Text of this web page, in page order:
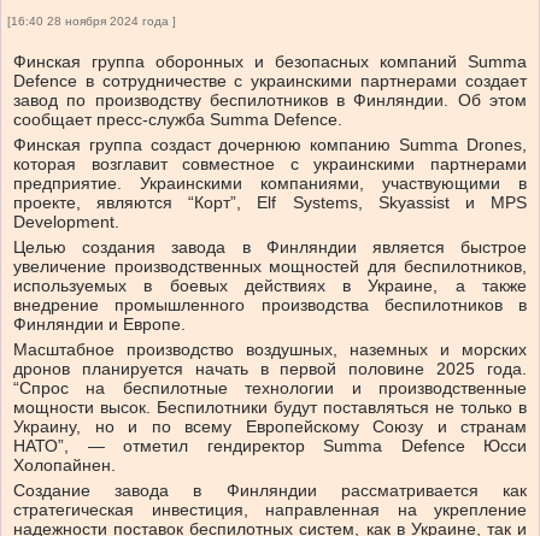
[16:40 28 ноября 2024 года ]
Финская группа оборонных и безопасных компаний Summa
Defence в сотрудничестве с украинскими партнерами создает
завод по производству беспилотников в Финляндии. Об этом
сообщает пресс-служба Summa Defence.
Финская группа создаст дочернюю компанию Summa Drones,
которая возглавит совместное с украинскими партнерами
предприятие. Украинскими компаниями, участвующими в
проекте, являются “Корт”, Elf Systems, Skyassist и MPS
Development.
Целью создания завода в Финляндии является быстрое
увеличение производственных мощностей для беспилотников,
используемых в боевых действиях в Украине, а также
внедрение промышленного производства беспилотников в
Финляндии и Европе.
Масштабное производство воздушных, наземных и морских
дронов планируется начать в первой половине 2025 года.
“Спрос на беспилотные технологии и производственные
мощности высок. Беспилотники будут поставляться не только в
Украину, но и по всему Европейскому Союзу и странам
НАТО”, — отметил гендиректор Summa Defence Юсси
Холопайнен.
Создание завода в Финляндии рассматривается как
стратегическая инвестиция, направленная на укрепление
надежности поставок беспилотных систем, как в Украине, так и